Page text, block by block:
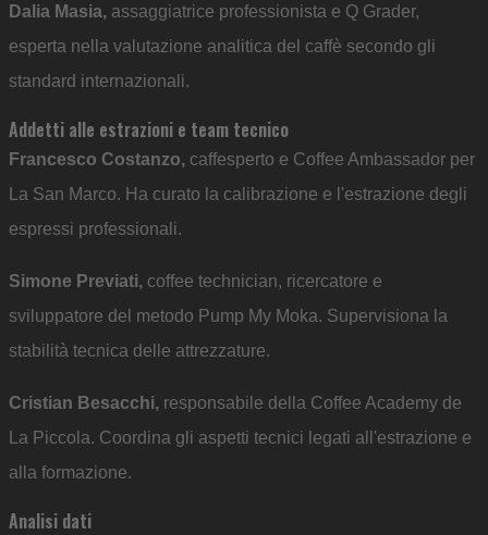
Dalia Masia, assaggiatrice professionista e Q Grader,
esperta nella valutazione analitica del caffè secondo gli
standard internazionali.
Addetti alle estrazioni e team tecnico
Francesco Costanzo, caffesperto e Coffee Ambassador per
La San Marco. Ha curato la calibrazione e l'estrazione degli
espressi professionali.
Simone Previati, coffee technician, ricercatore e
sviluppatore del metodo Pump My Moka. Supervisiona la
stabilità tecnica delle attrezzature.
Cristian Besacchi, responsabile della Coffee Academy de
La Piccola. Coordina gli aspetti tecnici legati all'estrazione e
alla formazione.
Analisi dati